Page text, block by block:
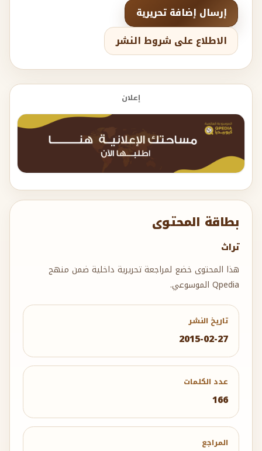
بطاقة المحتوى
تراث
هذا المحتوى خضع لمراجعة تحريرية داخلية ضمن منهج
Qpedia الموسوعي.
تاريخ النشر
2015-02-27
عدد الكلمات
166
المراجع
إرسال إضافة تحريرية
الاطلاع على شروط النشر
إعلان